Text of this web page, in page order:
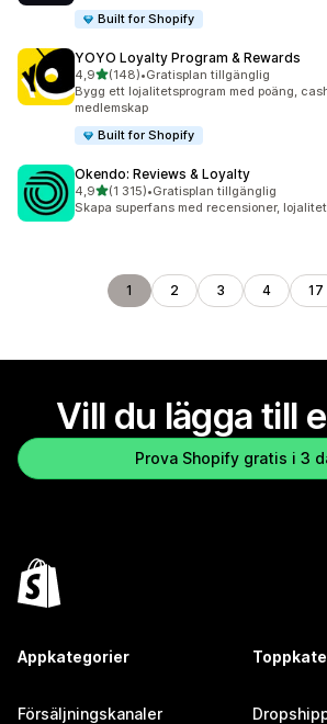
Built for Shopify
YOYO Loyalty Program & Rewards
4,9av 5 stjärnor
(148)
148 recensioner totalt
•Gratisplan tillgänglig
Bygg ett lojalitetsprogram med poäng,
medlemskap
Built for Shopify
Okendo: Reviews & Loyalty
4,9av 5 stjärnor
(1 315)
1315 recensioner totalt
•Gratisplan tillgänglig
Skapa superfans med recensioner,
1 2 3 4 17
Vill du lägga till
Prova Shopify gratis i 3
Appkategorier
Försäljningskanaler